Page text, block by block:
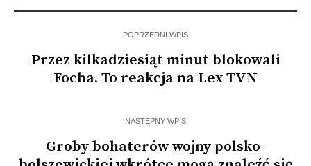
POPRZEDNI WPIS
Przez kilkadziesiąt minut blokowali
Focha. To reakcja na Lex TVN
NASTĘPNY WPIS
Groby bohaterów wojny polsko-